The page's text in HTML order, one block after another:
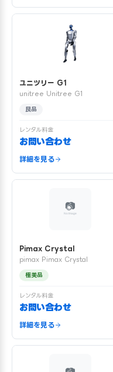
ユニツリー G1
unitree Unitree G1
良品
レンタル料金
お問い合わせ
詳細を見る
Pimax Crystal
pimax Pimax Crystal
極美品
レンタル料金
お問い合わせ
詳細を見る